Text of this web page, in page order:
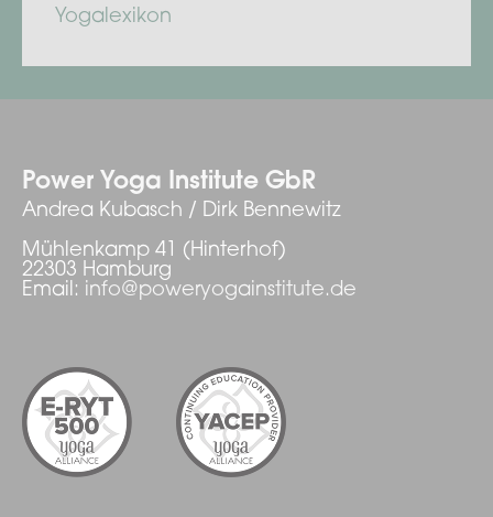
Yogalexikon
Power Yoga Institute GbR
Andrea Kubasch / Dirk Bennewitz
Mühlenkamp 41 (Hinterhof)
22303 Hamburg
Email: info@poweryogainstitute.de